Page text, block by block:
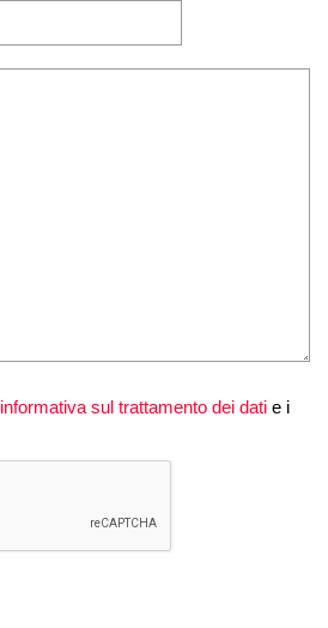
informativa sul trattamento dei dati e i